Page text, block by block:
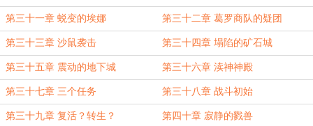
第三十一章 蜕变的埃娜 第三十二章 葛罗商队的疑团
第三十三章 沙鼠袭击 第三十四章 塌陷的矿石城
第三十五章 震动的地下城 第三十六章 渎神神殿
第三十七章 三个任务 第三十八章 战斗初始
第三十九章 复活？转生？ 第四十章 寂静的戮兽